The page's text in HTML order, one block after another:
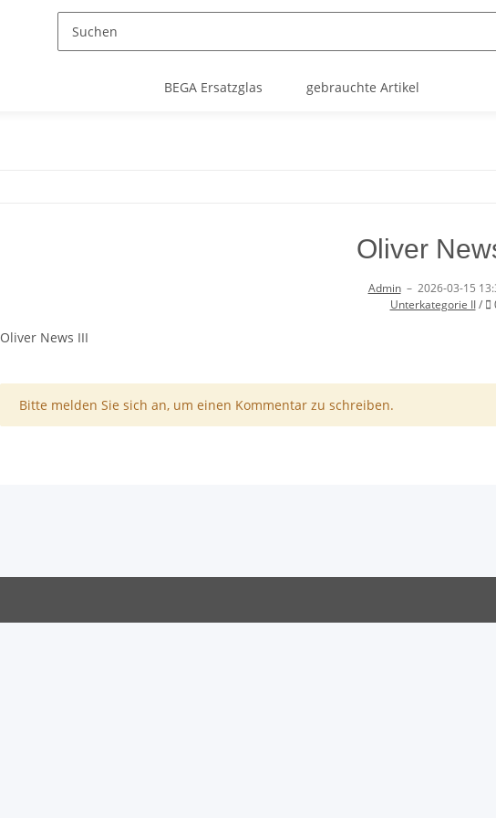
BEGA Ersatzglas gebrauchte Artikel
Oliver
Admin– 2026-03-15
Unterkategorie II /
Oliver News III
x
Bitte melden Sie sich an, um einen Kommentar zu schreiben.